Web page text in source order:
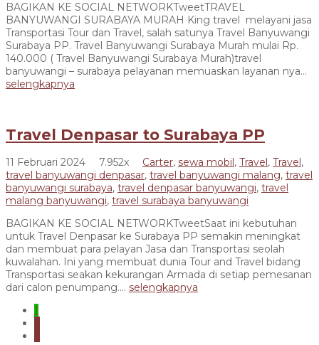
BAGIKAN KE SOCIAL NETWORKTweetTRAVEL
BANYUWANGI SURABAYA MURAH King travel melayani jasa
Transportasi Tour dan Travel, salah satunya Travel Banyuwangi
Surabaya PP. Travel Banyuwangi Surabaya Murah mulai Rp.
140.000 ( Travel Banyuwangi Surabaya Murah)travel
banyuwangi – surabaya pelayanan memuaskan layanan nya...
selengkapnya
Travel Denpasar to Surabaya PP
11 Februari 2024 7.952x Carter, sewa mobil, Travel, Travel,
travel banyuwangi denpasar, travel banyuwangi malang, travel
banyuwangi surabaya, travel denpasar banyuwangi, travel
malang banyuwangi, travel surabaya banyuwangi
BAGIKAN KE SOCIAL NETWORKTweetSaat ini kebutuhan
untuk Travel Denpasar ke Surabaya PP semakin meningkat
dan membuat para pelayan Jasa dan Transportasi seolah
kuwalahan. Ini yang membuat dunia Tour and Travel bidang
Transportasi seakan kekurangan Armada di setiap pemesanan
dari calon penumpang.... selengkapnya
1